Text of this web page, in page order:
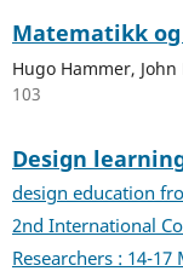
Matematikk
Hugo Hammer, John
103
Design
design education
2nd International
Researchers : 14-